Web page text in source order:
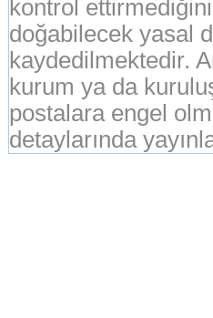
kontrol
doğabilecek yasal
kaydedilmektedir.
kurum ya da
postalara engel
detaylarında